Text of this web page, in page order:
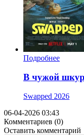
Подробнее
В чужой
Swapped 2026
06-04-2026 03:43
Комментариев (0)
Оставить комментарий